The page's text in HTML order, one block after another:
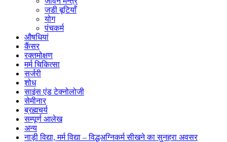
जडी बूटियाँ
योग
पंचकर्म
औषधियां
कैंसर
रक्तमोक्षण
मर्म चिकित्सा
सर्जरी
शोध
साइंस एंड टेक्नोलोजी
सेमीनार
ब्रह्मचर्य
सम्पूर्ण आलेख
अन्य
नाड़ी विद्या, मर्म विद्या – विद्धअग्निकर्म सीखने का सुनहरा अवसर